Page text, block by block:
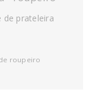
de prateleira
roupeiro